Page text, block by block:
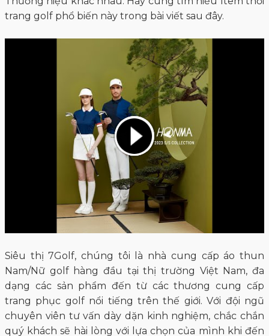
trang golf phổ biến này trong bài viết sau đây.
Siêu thị 7Golf, chúng tôi là nhà cung cấp áo thun
Nam/Nữ golf hàng đầu tại thị trường Việt Nam, đa
dạng các sản phẩm đến từ các thương cung cấp
trang phục golf nổi tiếng trên thế giới. Với đội ngũ
chuyên viên tư vấn dày dặn kinh nghiệm, chắc chắn
quý khách sẽ hài lòng với lựa chọn của mình khi đến